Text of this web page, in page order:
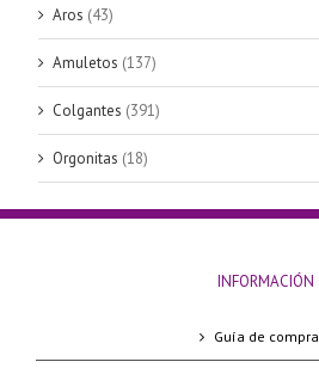
Aros (43)
Amuletos (137)
Colgantes (391)
Orgonitas (18)
INFORMACIÓN
Guía de compra